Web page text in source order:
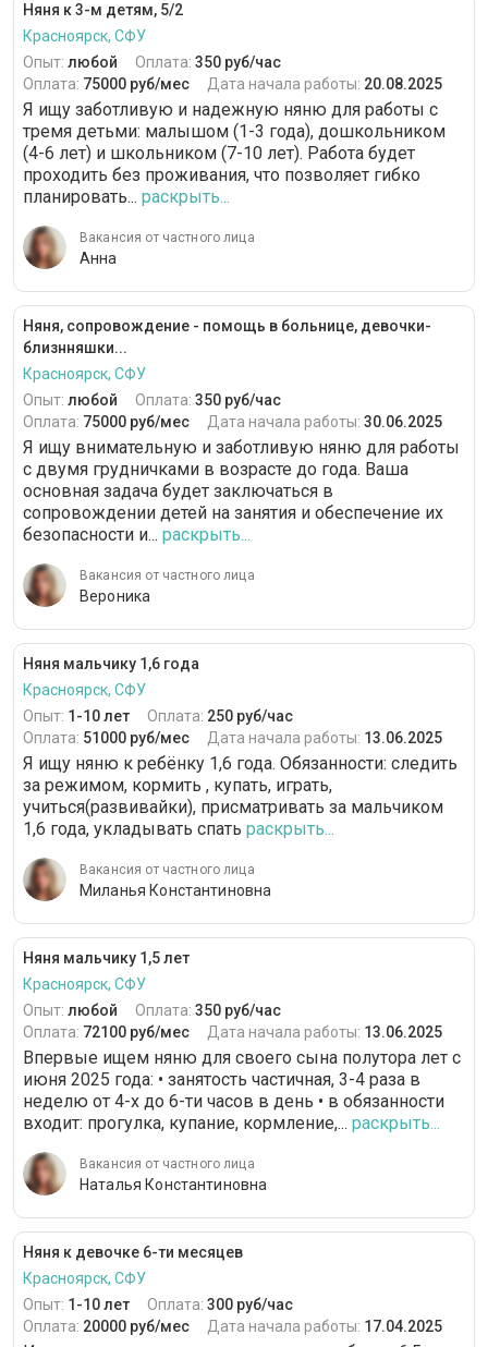
Няня к 3-м детям, 5/2
Красноярск, СФУ
Опыт: любой Оплата: 350 руб/час
Оплата: 75000 руб/мес Дата начала работы: 20.08.2025
Я ищу заботливую и надежную няню для работы с
тремя детьми: малышом (1-3 года), дошкольником
(4-6 лет) и школьником (7-10 лет). Работа будет
проходить без проживания, что позволяет гибко
планировать... раскрыть...
Вакансия от частного лица
Анна
Няня, сопровождение - помощь в больнице, девочки-
близнняшки...
Красноярск, СФУ
Опыт: любой Оплата: 350 руб/час
Оплата: 75000 руб/мес Дата начала работы: 30.06.2025
Я ищу внимательную и заботливую няню для работы
с двумя грудничками в возрасте до года. Ваша
основная задача будет заключаться в
сопровождении детей на занятия и обеспечение их
безопасности и... раскрыть...
Вакансия от частного лица
Вероника
Няня мальчику 1,6 года
Красноярск, СФУ
Опыт: 1-10 лет Оплата: 250 руб/час
Оплата: 51000 руб/мес Дата начала работы: 13.06.2025
Я ищу няню к ребёнку 1,6 года. Обязанности: следить
за режимом, кормить , купать, играть,
учиться(развивайки), присматривать за мальчиком
1,6 года, укладывать спать раскрыть...
Вакансия от частного лица
Миланья Константиновна
Няня мальчику 1,5 лет
Красноярск, СФУ
Опыт: любой Оплата: 350 руб/час
Оплата: 72100 руб/мес Дата начала работы: 13.06.2025
Впервые ищем няню для своего сына полутора лет с
июня 2025 года: • занятость частичная, 3-4 раза в
неделю от 4-х до 6-ти часов в день • в обязанности
входит: прогулка, купание, кормление,... раскрыть...
Вакансия от частного лица
Наталья Константиновна
Няня к девочке 6-ти месяцев
Красноярск, СФУ
Опыт: 1-10 лет Оплата: 300 руб/час
Оплата: 20000 руб/мес Дата начала работы: 17.04.2025